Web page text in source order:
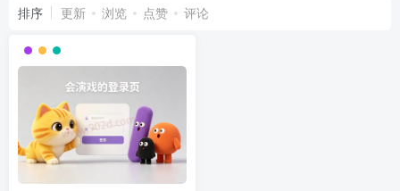
排序 更新 浏览 点赞 评论